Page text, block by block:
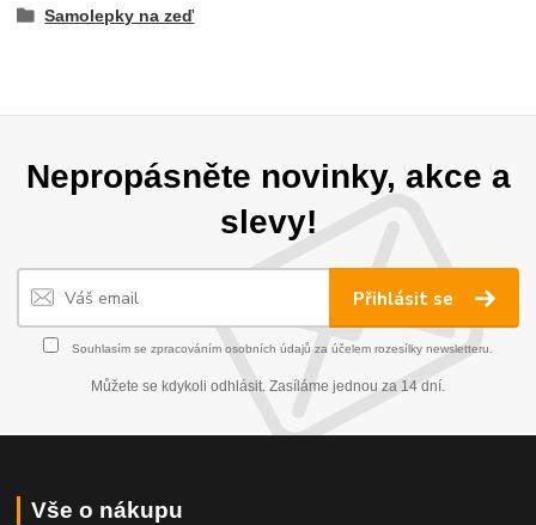
Samolepky na zeď
Nepropásněte novinky, akce a
slevy!
Přihlásit se
Souhlasím se zpracováním osobních údajů za účelem rozesílky newsletteru.
Můžete se kdykoli odhlásit. Zasíláme jednou za 14 dní.
Vše o nákupu